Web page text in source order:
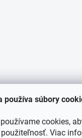
používa súbory
cookies,
Viac